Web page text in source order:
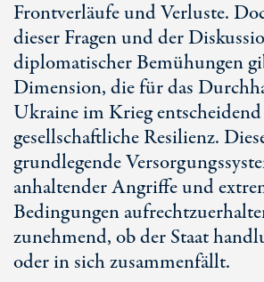
Frontverläufe und Verluste.
dieser Fragen und der
diplomatischer Bemühungen
Dimension, die für das
Ukraine im Krieg
gesellschaftliche Resilienz.
grundlegende
anhaltender Angriffe und
Bedingungen
zunehmend, ob der Staat
oder in sich zusammenfällt.